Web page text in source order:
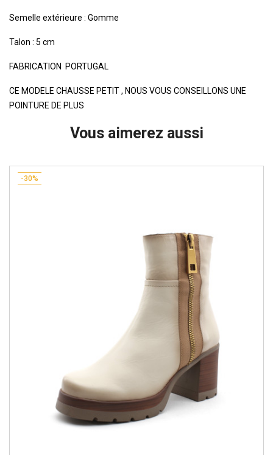
Semelle extérieure : Gomme
Talon : 5 cm
FABRICATION PORTUGAL
CE MODELE CHAUSSE PETIT , NOUS VOUS CONSEILLONS UNE
POINTURE DE PLUS
Vous aimerez aussi
-30%